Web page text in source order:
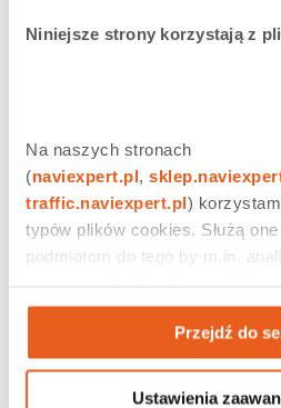
Niniejsze strony korzystają z
Na naszych stronach
(naviexpert.pl
traffic.naviexpert.pl)
typów plików cookies. Służą
podmiotom do tego by m.in.
aktywności na naszych
informacji znajdziesz w naszej
Przejdź do
Ustawienia
Nie mogę się zarejestrować
ponieważ pojawia się
internetowego lub brak